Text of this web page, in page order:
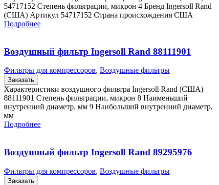
54717152 Степень фильтрации, микрон 4 Бренд Ingersoll Rand
(США) Артикул 54717152 Страна происхождения США
Подробнее
Воздушный фильтр Ingersoll Rand 88111901
Фильтры для компрессоров, Воздушные фильтры
Заказать
Характеристики воздушного фильтра Ingersoll Rand (США)
88111901 Степень фильтрации, микрон 8 Наименьший
внутренний диаметр, мм 9 Наибольший внутренний диаметр,
мм
Подробнее
Воздушный фильтр Ingersoll Rand 89295976
Фильтры для компрессоров, Воздушные фильтры
Заказать